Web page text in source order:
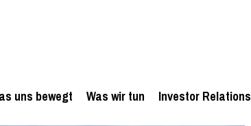
uns bewegt Was wir tun Investor Relations